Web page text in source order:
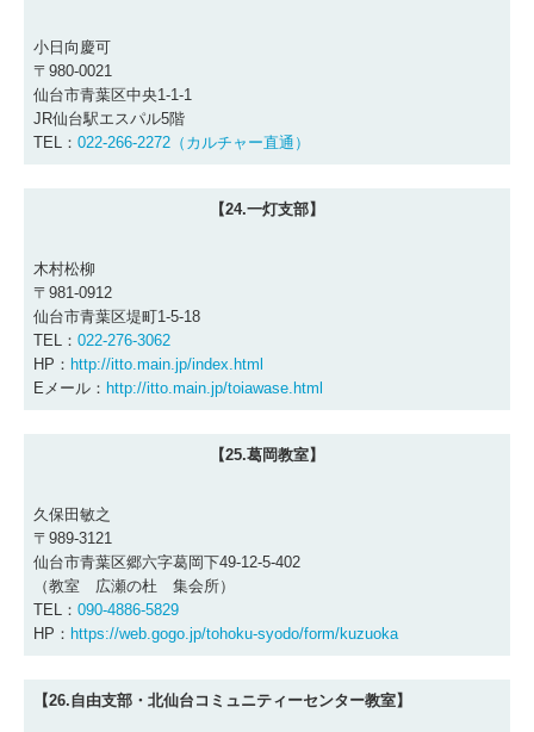
小日向慶可
〒980-0021
仙台市青葉区中央1-1-1
JR仙台駅エスパル5階
TEL： 022-266-2272（カルチャー直通）
【24.一灯支部】
木村松柳
〒981-0912
仙台市青葉区堤町1-5-18
TEL： 022-276-3062
HP： http://itto.main.jp/index.html
Eメール： http://itto.main.jp/toiawase.html
【25.葛岡教室】
久保田敏之
〒989-3121
仙台市青葉区郷六字葛岡下49-12-5-402
（教室 広瀬の杜 集会所）
TEL： 090-4886-5829
HP： https://web.gogo.jp/tohoku-syodo/form/kuzuoka
【26.自由支部・北仙台コミュニティーセンター教室】